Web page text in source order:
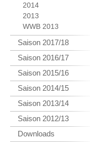
2014
2013
WWB 2013
Saison 2017/18
Saison 2016/17
Saison 2015/16
Saison 2014/15
Saison 2013/14
Saison 2012/13
Downloads